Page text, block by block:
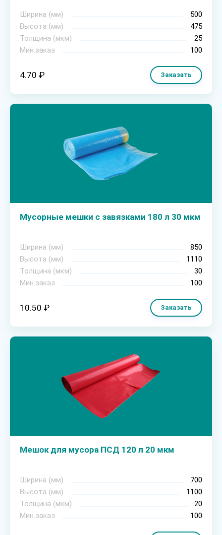
Ширина (мм)
500
Высота (мм)
475
Толщина (мкм)
25
Мин.заказ
100
4.70 ₽ Заказать
Мусорные мешки с завязками 180 л 30 мкм
Ширина (мм)
850
Высота (мм)
1110
Толщина (мкм)
30
Мин.заказ
100
10.50 ₽ Заказать
Мешок для мусора ПСД 120 л 20 мкм
Ширина (мм)
700
Высота (мм)
1100
Толщина (мкм)
20
Мин.заказ
100